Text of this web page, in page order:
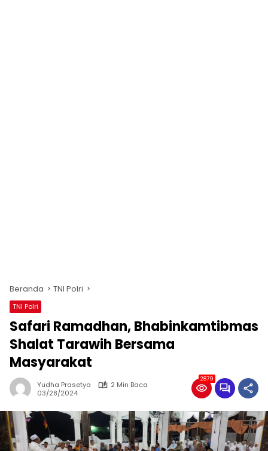
Beranda TNI Polri
TNI Polri
Safari Ramadhan, Bhabinkamtibmas
Shalat Tarawih Bersama
Masyarakat
Yudha Prasetya
2 Min Baca
03/28/2024
2879